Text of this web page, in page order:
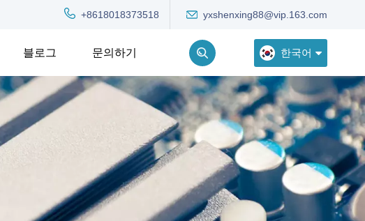
+8618018373518 yxshenxing88@vip.163.com
블로그 문의하기 한국어
English
Deutsch
Русский
한국어